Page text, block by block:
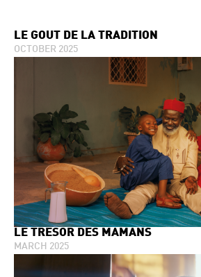
LE GOÛT DE LA TRADITION
OCTOBER 2025
LE TRÉSOR DES MAMANS
MARCH 2025